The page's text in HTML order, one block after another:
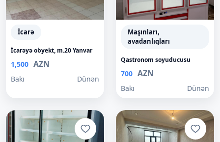
İcarə
İcarəyə obyekt, m.20 Yanvar
1,500 AZN
Bakı Dünən
Maşınları,
avadanlıqları
Qastronom soyuducusu
700 AZN
Bakı Dünən